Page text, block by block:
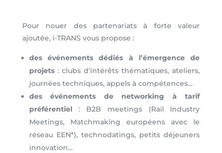
Pour nouer des partenariats à forte valeur
ajoutée, i-TRANS vous propose :
des événements dédiés à l’émergence de
projets: clubs d’intérêts thématiques, ateliers,
journées techniques, appels à compétences…
des événements de networking à tarif
préférentiel: B2B meetings (Rail Industry
Meetings, Matchmaking européens avec le
réseau EEN*), technodatings, petits déjeuners
innovation…